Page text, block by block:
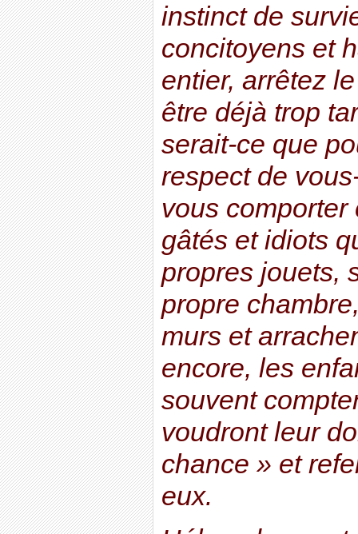
instinct de
concitoyens et
entier, arrêtez
être déjà trop
serait-ce que
respect de
vous
gâtés et idiots
propres jouets,
propre
murs et
encore, les
souvent
voudront leur
chance » et
eux.